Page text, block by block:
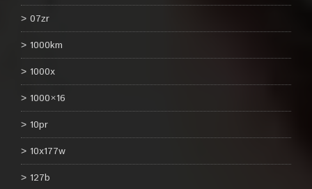
07zr
1000km
1000x
1000×16
10pr
10x177w
127b